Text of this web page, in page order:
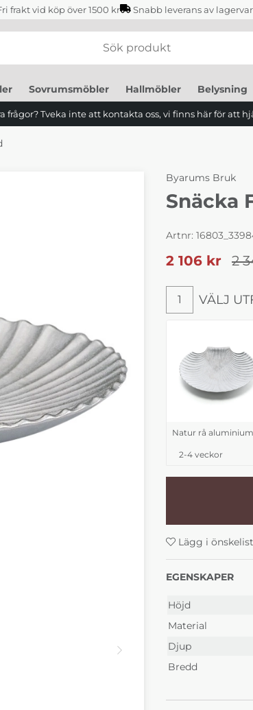
frakt vid köp över 1500 kr Snabb leverans av
Sovrumsmöbler Hallmöbler Belysning
frågor? Tveka inte att kontakta oss, vi finns här för att
Byarums Bruk
Snäcka
Artnr:
2
2 106 kr
Välj utförande
1 VÄLJ
Natur rå aluminium
2-4 veckor
Lägg i
EGENSKAPER
Höjd
Material
Djup
Bredd